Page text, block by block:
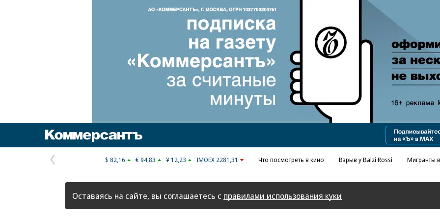
Реклама в «Ъ» www.kommersant.ru/ad
Предыдущая
страница
$ 82,16 € 94,83 ¥ 12,23 IMOEX 2281,31 Что посмотреть в кино Взрыв у Balzi Rossi Мигранты
Оставаясь на сайте, вы соглашаетесь с правилами использования куки